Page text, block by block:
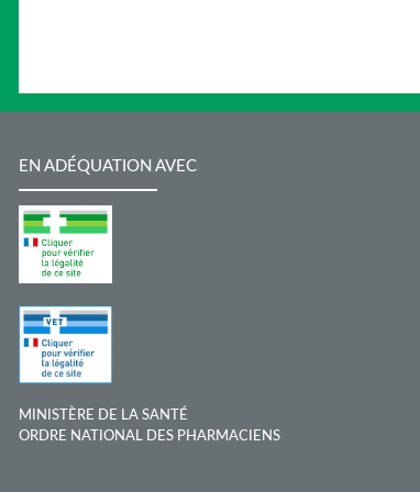
EN ADÉQUATION AVEC
MINISTÈRE DE LA SANTÉ
ORDRE NATIONAL DES PHARMACIENS